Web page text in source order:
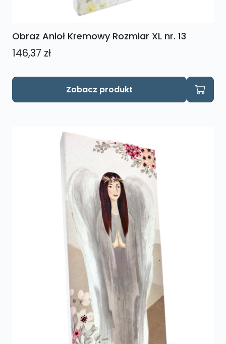
Obraz Anioł Kremowy Rozmiar XL nr. 13
146,37 zł
Zobacz produkt